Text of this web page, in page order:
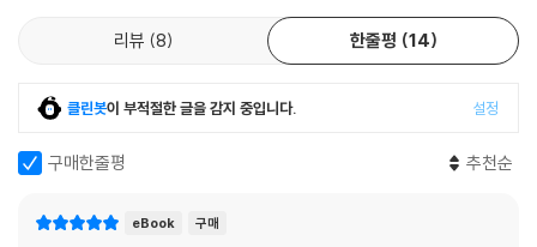
리뷰 8 한줄평 14
클린봇이 부적절한 글을 감지 중입니다. 설정
구매한줄평 추천순
eBook 구매